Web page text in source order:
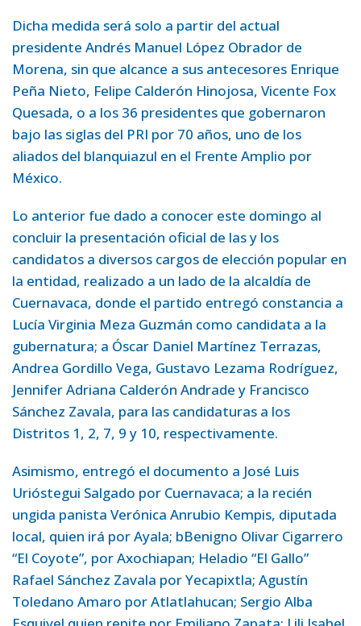
Dicha medida será solo a partir del actual
presidente Andrés Manuel López Obrador de
Morena, sin que alcance a sus antecesores Enrique
Peña Nieto, Felipe Calderón Hinojosa, Vicente Fox
Quesada, o a los 36 presidentes que gobernaron
bajo las siglas del PRI por 70 años, uno de los
aliados del blanquiazul en el Frente Amplio por
México.
Lo anterior fue dado a conocer este domingo al
concluir la presentación oficial de las y los
candidatos a diversos cargos de elección popular en
la entidad, realizado a un lado de la alcaldía de
Cuernavaca, donde el partido entregó constancia a
Lucía Virginia Meza Guzmán como candidata a la
gubernatura; a Óscar Daniel Martínez Terrazas,
Andrea Gordillo Vega, Gustavo Lezama Rodríguez,
Jennifer Adriana Calderón Andrade y Francisco
Sánchez Zavala, para las candidaturas a los
Distritos 1, 2, 7, 9 y 10, respectivamente.
Asimismo, entregó el documento a José Luis
Urióstegui Salgado por Cuernavaca; a la recién
ungida panista Verónica Anrubio Kempis, diputada
local, quien irá por Ayala; bBenigno Olivar Cigarrero
“El Coyote”, por Axochiapan; Heladio “El Gallo”
Rafael Sánchez Zavala por Yecapixtla; Agustín
Toledano Amaro por Atlatlahucan; Sergio Alba